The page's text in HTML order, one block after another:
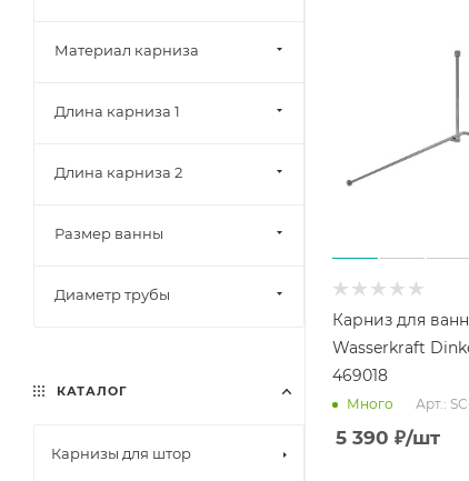
Карниз для
Wasserkraft
469018
Много Арт.:
5 390 ₽/шт
Материал карниза
Длина карниза 1
Длина карниза 2
Размер ванны
Диаметр трубы
КАТАЛОГ
Карнизы для штор